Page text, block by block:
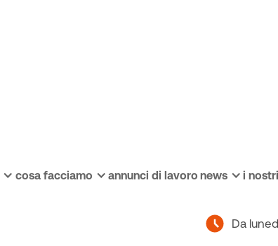
cosa facciamo annunci di lavoro news i
Da